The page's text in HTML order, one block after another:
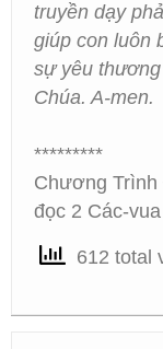
truyền dạy
giúp con luôn
sự yêu
Chúa. A-men.
*********
Chương Trình
đọc 2 Các-
612 total